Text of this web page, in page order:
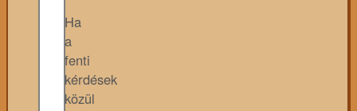
Ha
a
fenti
kérdések
közül